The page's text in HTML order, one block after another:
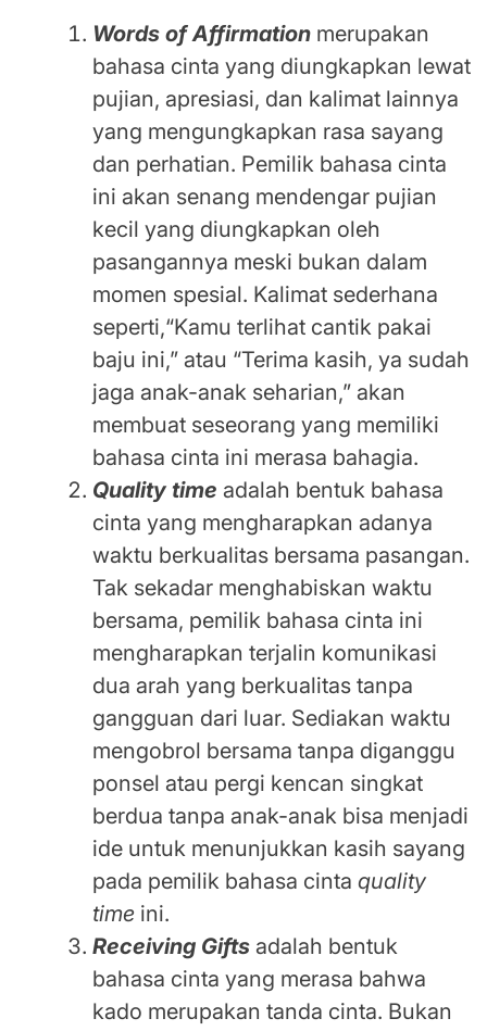
Words of Affirmation merupakan
bahasa cinta yang diungkapkan lewat
pujian, apresiasi, dan kalimat lainnya
yang mengungkapkan rasa sayang
dan perhatian. Pemilik bahasa cinta
ini akan senang mendengar pujian
kecil yang diungkapkan oleh
pasangannya meski bukan dalam
momen spesial. Kalimat sederhana
seperti,“Kamu terlihat cantik pakai
baju ini,” atau “Terima kasih, ya sudah
jaga anak-anak seharian,” akan
membuat seseorang yang memiliki
bahasa cinta ini merasa bahagia.
Quality time adalah bentuk bahasa
cinta yang mengharapkan adanya
waktu berkualitas bersama pasangan.
Tak sekadar menghabiskan waktu
bersama, pemilik bahasa cinta ini
mengharapkan terjalin komunikasi
dua arah yang berkualitas tanpa
gangguan dari luar. Sediakan waktu
mengobrol bersama tanpa diganggu
ponsel atau pergi kencan singkat
berdua tanpa anak-anak bisa menjadi
ide untuk menunjukkan kasih sayang
pada pemilik bahasa cinta quality
time ini.
Receiving Gifts adalah bentuk
bahasa cinta yang merasa bahwa
kado merupakan tanda cinta. Bukan